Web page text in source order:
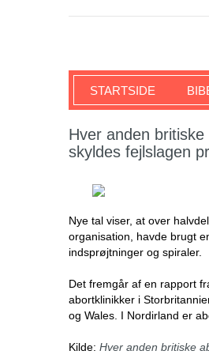
SKRIFTEN
STARTSIDE
Hver anden britiske
skyldes fejlslagen
Nye tal viser, at over
organisation, havde brugt
indsprøjtninger og spiraler.
Det fremgår af en rapport
abortklinikker i
og Wales. I Nordirland er
Kilde: Hver anden britiske